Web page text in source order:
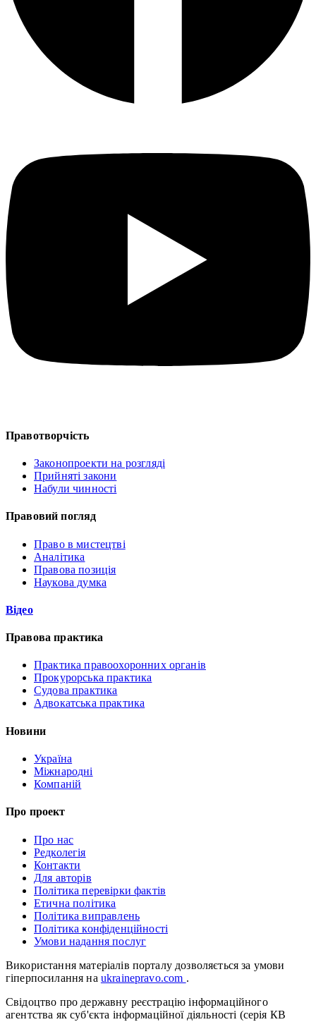
Правотворчість
Законопроекти на розгляді
Прийняті закони
Набули чинності
Правовий погляд
Право в мистецтві
Аналітика
Правова позиція
Наукова думка
Відео
Правова практика
Практика правоохоронних органів
Прокурорська практика
Судова практика
Адвокатська практика
Новини
Україна
Міжнародні
Компаній
Про проект
Про нас
Редколегія
Контакти
Для авторів
Політика перевірки фактів
Етична політика
Політика виправлень
Політика конфіденційності
Умови надання послуг
Використання матеріалів порталу дозволяється за умови
гіперпосилання на ukrainepravo.com .
Свідоцтво про державну реєстрацію інформаційного
агентства як суб'єкта інформаційної діяльності (серія КВ